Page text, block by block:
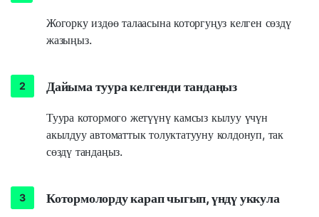
Жогорку издөө талаасына которгуңуз келген сөздү
жазыңыз.
Дайыма туура келгенди тандаңыз
Туура котормого жетүүнү камсыз кылуу үчүн
акылдуу автоматтык толуктатууну колдонуп, так
сөздү тандаңыз.
Котормолорду карап чыгып, үндү уккула